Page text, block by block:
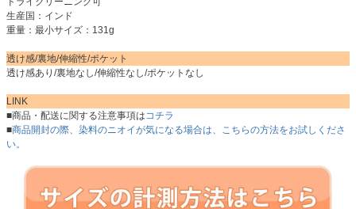
生産国：インド
重量：最小サイズ：131g
透け感/裏地/伸縮性/ポケット
透け感あり/裏地なし/伸縮性なし/ポケットなし
LINK
■商品・配送に関する注意事項はコチラ
■商品開封の際、染料のニオイが気になる場合は、こちらの方法をお試しくださ
い。